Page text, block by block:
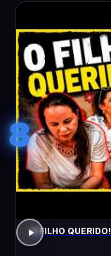
8
O FILHO QUERIDO!